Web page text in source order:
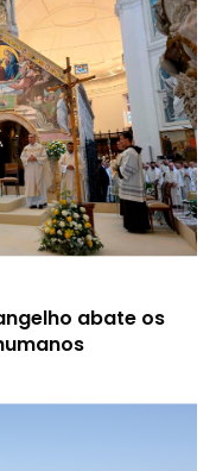
abate os